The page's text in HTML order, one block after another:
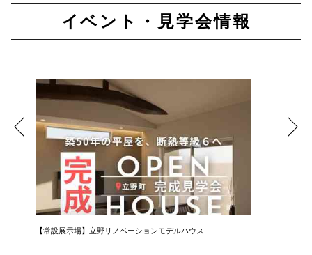
イベント・見学会情報
【常設展示場】立野リノベーションモデルハウス